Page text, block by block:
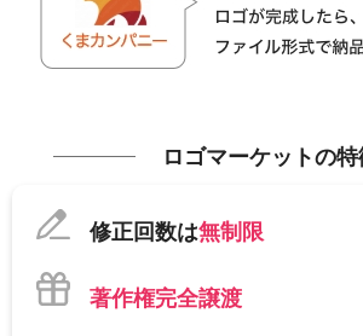
ロゴマーケットの
修正回数は無制限
著作権完全譲渡